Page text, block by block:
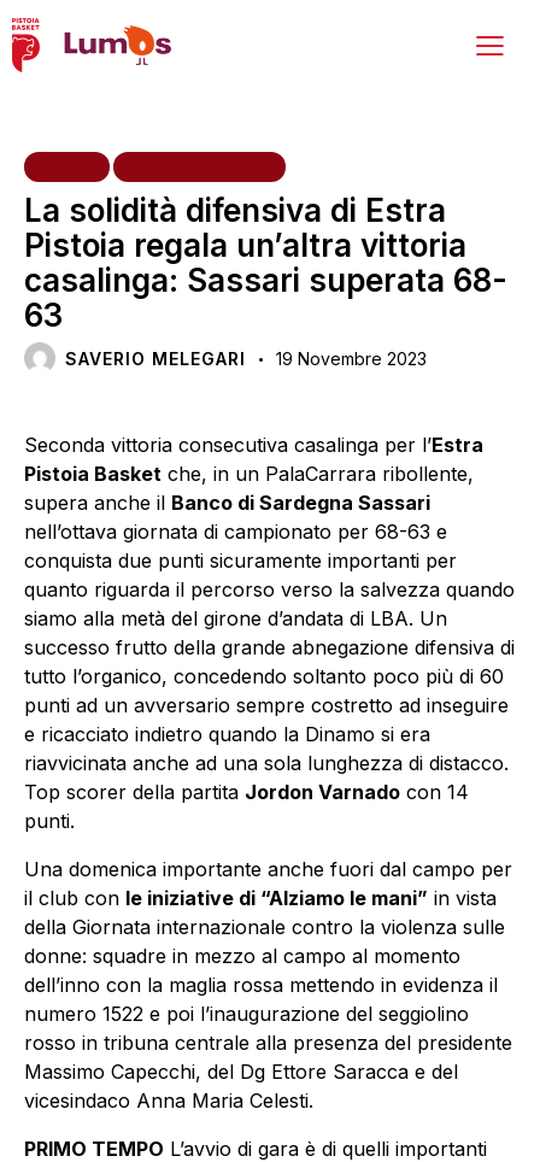
La solidità difensiva di Estra
Pistoia regala un’altra vittoria
casalinga: Sassari superata 68-
63
SAVERIO MELEGARI 19 Novembre 2023
Seconda vittoria consecutiva casalinga per l’Estra
Pistoia Basket che, in un PalaCarrara ribollente,
supera anche il Banco di Sardegna Sassari
nell’ottava giornata di campionato per 68-63 e
conquista due punti sicuramente importanti per
quanto riguarda il percorso verso la salvezza quando
siamo alla metà del girone d’andata di LBA. Un
successo frutto della grande abnegazione difensiva di
tutto l’organico, concedendo soltanto poco più di 60
punti ad un avversario sempre costretto ad inseguire
e ricacciato indietro quando la Dinamo si era
riavvicinata anche ad una sola lunghezza di distacco.
Top scorer della partita Jordon Varnado con 14
punti.
Una domenica importante anche fuori dal campo per
il club con le iniziative di “Alziamo le mani” in vista
della Giornata internazionale contro la violenza sulle
donne: squadre in mezzo al campo al momento
dell’inno con la maglia rossa mettendo in evidenza il
numero 1522 e poi l’inaugurazione del seggiolino
rosso in tribuna centrale alla presenza del presidente
Massimo Capecchi, del Dg Ettore Saracca e del
vicesindaco Anna Maria Celesti.
PRIMO TEMPO L’avvio di gara è di quelli importanti